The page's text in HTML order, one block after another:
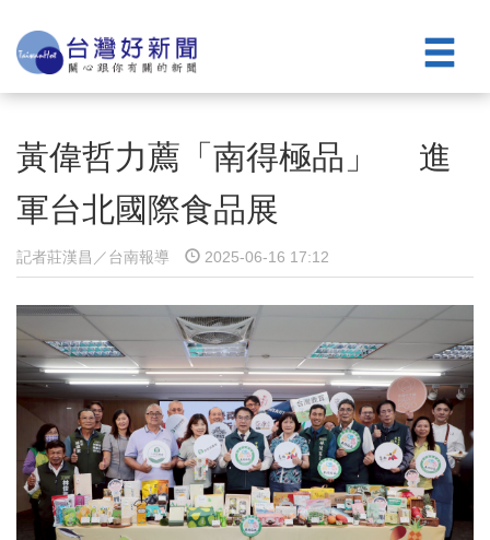
黃偉哲力薦「南得極品」 進
軍台北國際食品展
記者莊漢昌／台南報導 2025-06-16 17:12